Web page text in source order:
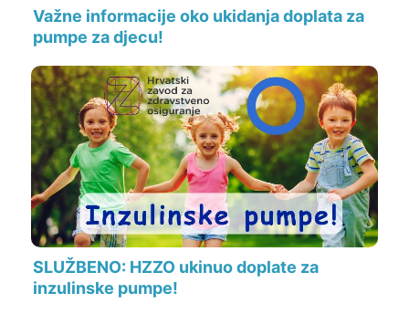
Važne informacije oko ukidanja doplata za
pumpe za djecu!
SLUŽBENO: HZZO ukinuo doplate za
inzulinske pumpe!